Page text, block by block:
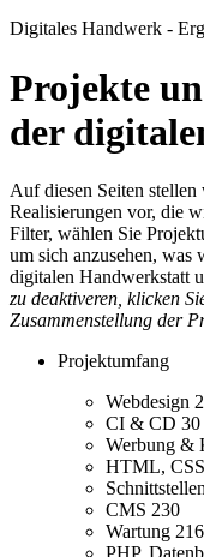
Digitales Handwerk -
Projekte
der
Auf diesen Seiten
Realisierungen vor, die
Filter, wählen Sie
um sich anzusehen, was
digitalen Handwerkstatt
zu deaktiveren, klicken
Zusammenstellung der
Projektumfang
Webdesign
CI & CD 30
Werbung &
HTML,
Schnittstellen
CMS 230
Wartung 216